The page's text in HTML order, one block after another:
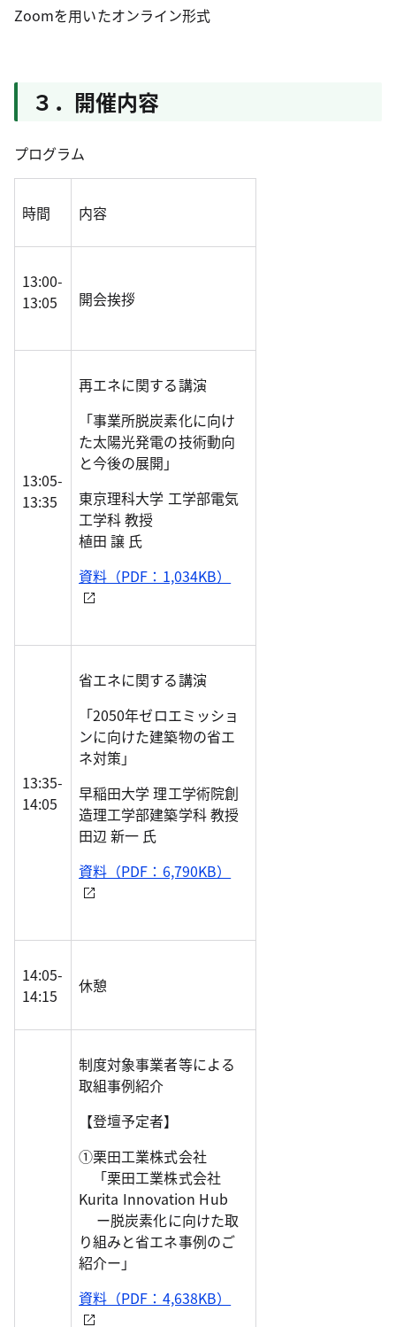
Zoomを用いたオンライン形式
３．開催内容
プログラム
時間 内容
13:00-
13:05
開会挨拶
13:05-
13:35
再エネに関する講演
「事業所脱炭素化に向け
た太陽光発電の技術動向
と今後の展開」
東京理科大学 工学部電気
工学科 教授
植田 譲 氏
資料（PDF：1,034KB）
13:35-
14:05
省エネに関する講演
「2050年ゼロエミッショ
ンに向けた建築物の省エ
ネ対策」
早稲田大学 理工学術院創
造理工学部建築学科 教授
田辺 新一 氏
資料（PDF：6,790KB）
14:05-
14:15
休憩
制度対象事業者等による
取組事例紹介
【登壇予定者】
①栗田工業株式会社
「栗田工業株式会社
Kurita Innovation Hub
ー脱炭素化に向けた取
り組みと省エネ事例のご
紹介ー」
資料（PDF：4,638KB）